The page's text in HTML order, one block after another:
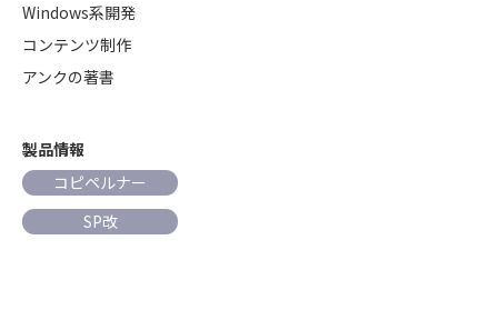
Windows系開発
コンテンツ制作
アンクの著書
製品情報
コピペルナー
SP改